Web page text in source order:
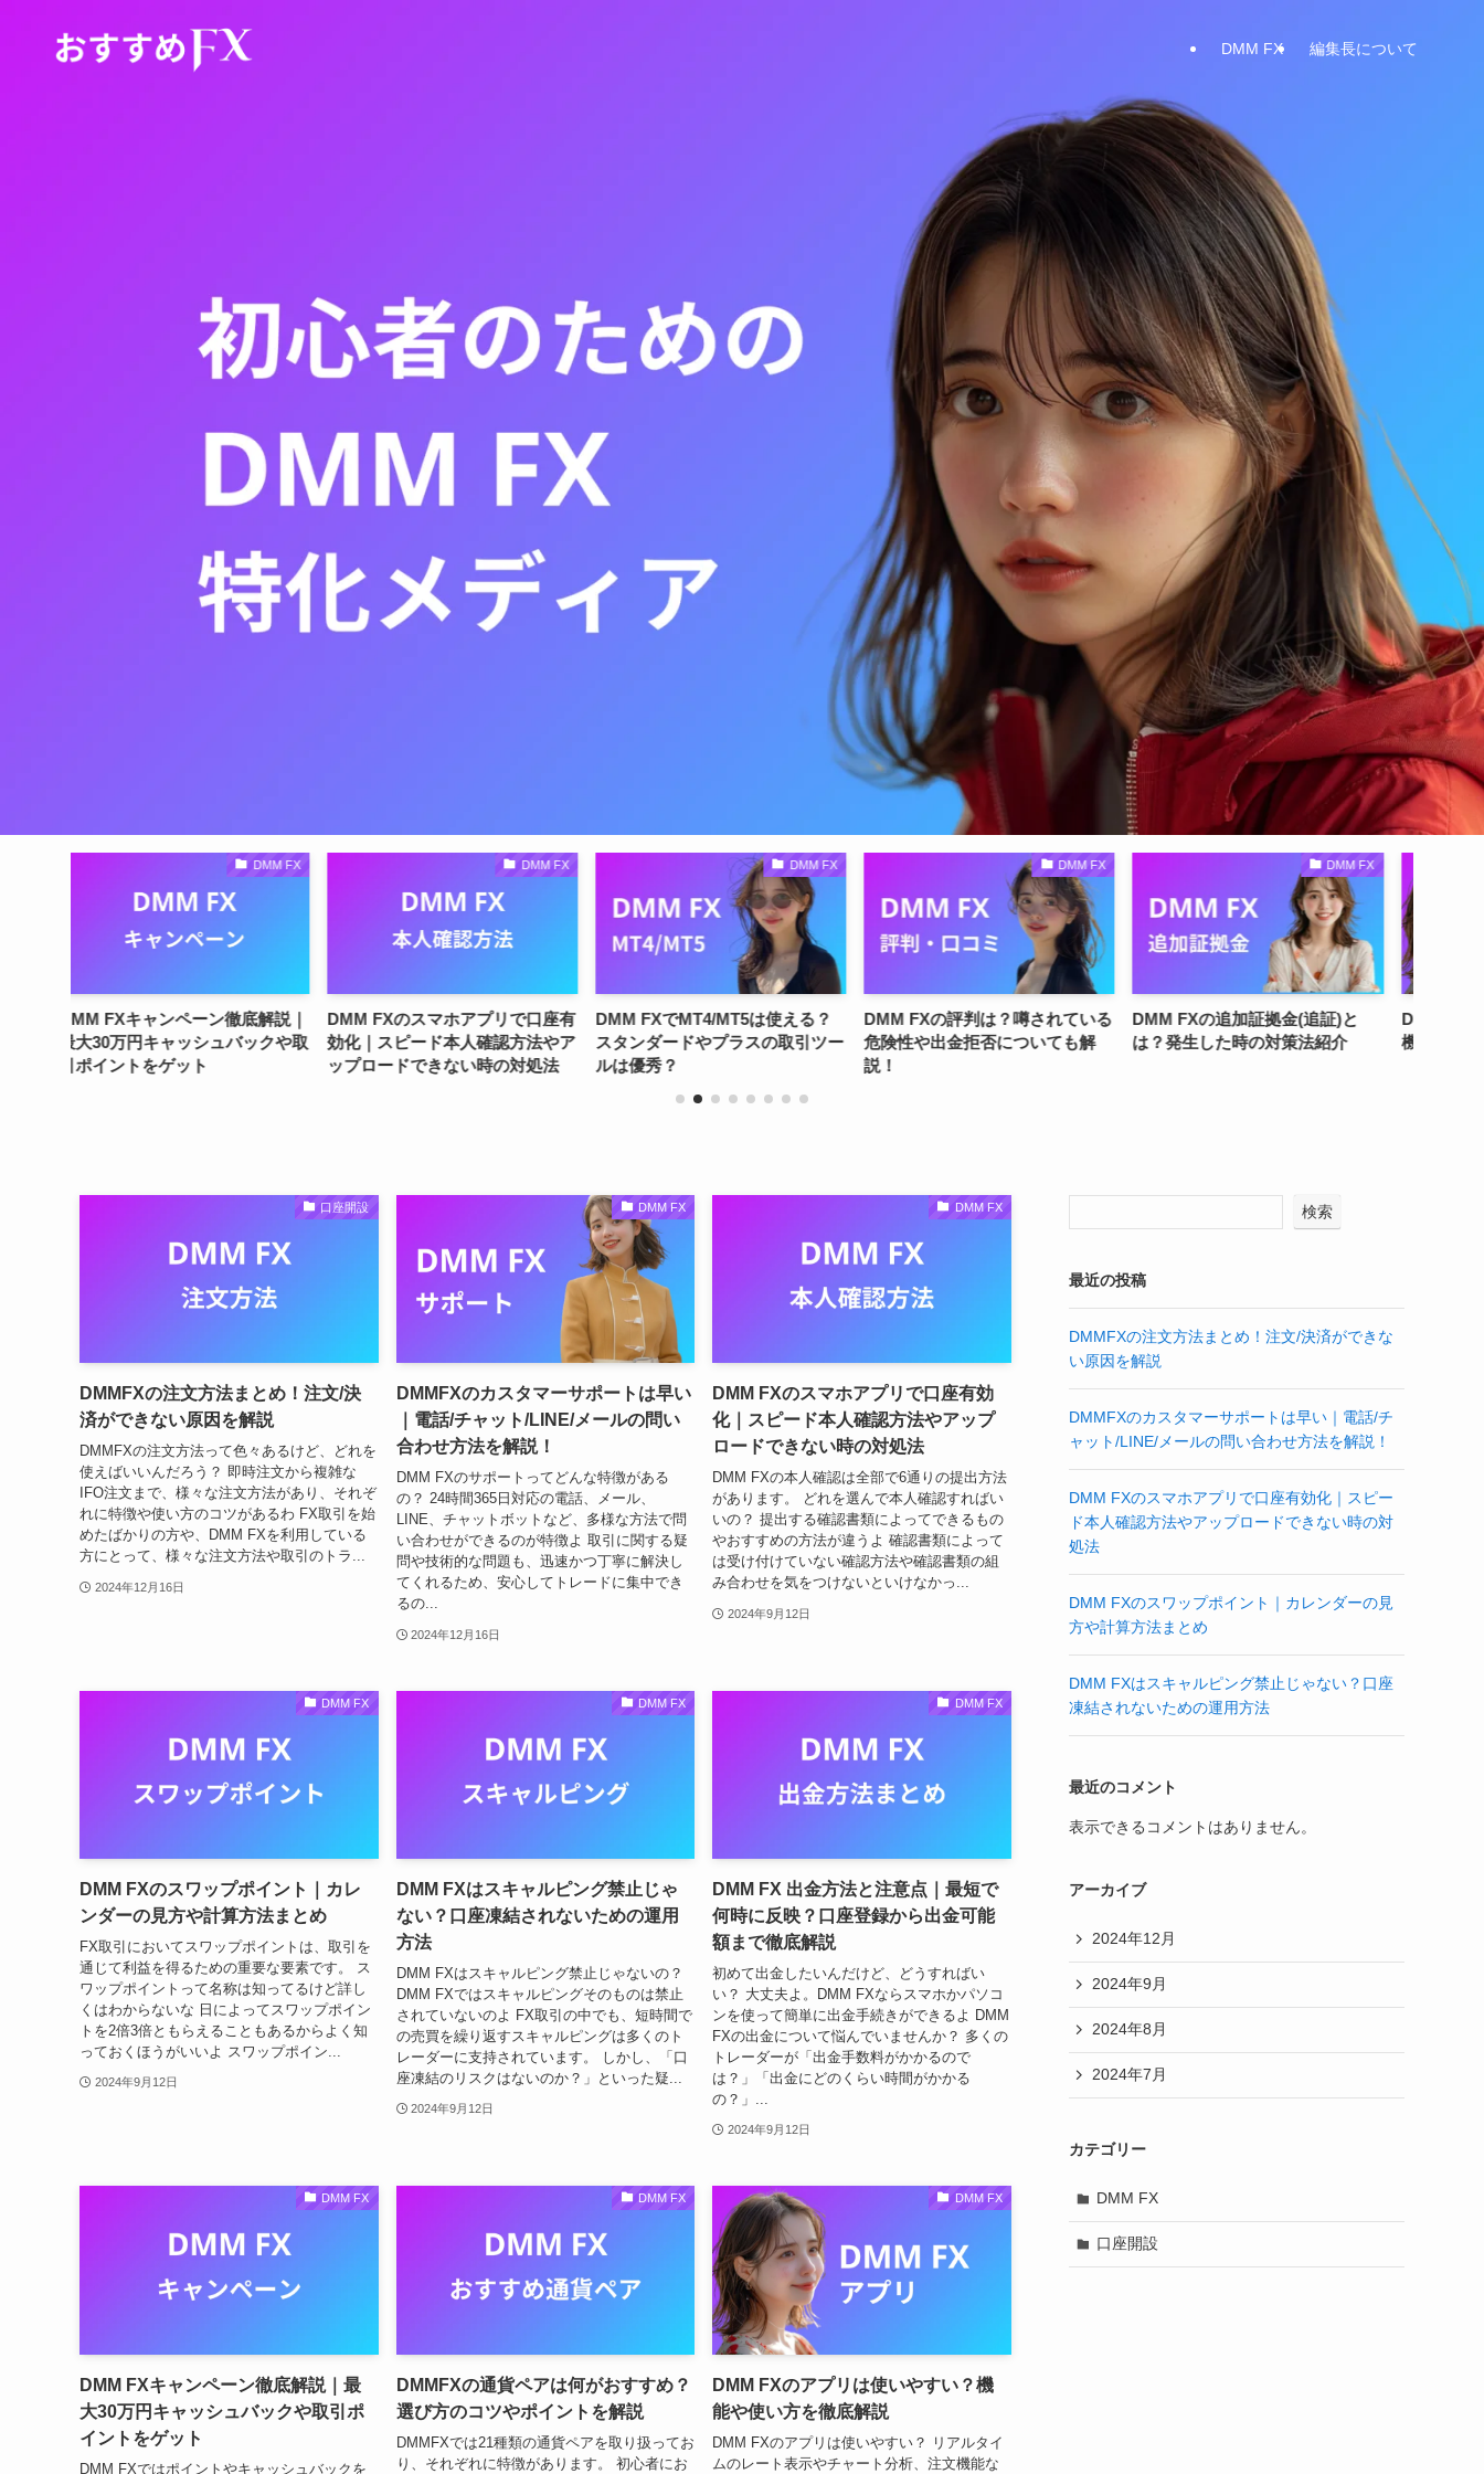
DMM FX 編集長について
DMM FX
DMM FXのスマホアプリで口座有
効化｜スピード本人確認方法やア
ップロードできない時の対処法
DMM FX
DMM FXでMT4/MT5は使える？
スタンダードやプラスの取引ツー
ルは優秀？
DMM FX
DMM FXの評判は？噂されている
危険性や出金拒否についても解
説！
DMM FX
DMM FXの追加証拠金(追証)と
は？発生した時の対策法紹介
DMM FX
DMM FXのアプリは使いやすい？
機能や使い方を徹底解説
口座開設
DMMFXの注文方法まとめ！注文/決
済ができない原因を解説
DMMFXの注文方法って色々あるけど、どれを
使えばいいんだろう？ 即時注文から複雑な
IFO注文まで、様々な注文方法があり、それぞ
れに特徴や使い方のコツがあるわ FX取引を始
めたばかりの方や、DMM FXを利用している
方にとって、様々な注文方法や取引のトラ...
2024年12月16日
DMM FX
DMMFXのカスタマーサポートは早い
｜電話/チャット/LINE/メールの問い
合わせ方法を解説！
DMM FXのサポートってどんな特徴がある
の？ 24時間365日対応の電話、メール、
LINE、チャットボットなど、多様な方法で問
い合わせができるのが特徴よ 取引に関する疑
問や技術的な問題も、迅速かつ丁寧に解決し
てくれるため、安心してトレードに集中でき
るの...
2024年12月16日
DMM FX
DMM FXのスマホアプリで口座有効
化｜スピード本人確認方法やアップ
ロードできない時の対処法
DMM FXの本人確認は全部で6通りの提出方法
があります。 どれを選んで本人確認すればい
いの？ 提出する確認書類によってできるもの
やおすすめの方法が違うよ 確認書類によって
は受け付けていない確認方法や確認書類の組
み合わせを気をつけないといけなかっ...
2024年9月12日
DMM FX
DMM FXのスワップポイント｜カレ
ンダーの見方や計算方法まとめ
FX取引においてスワップポイントは、取引を
通じて利益を得るための重要な要素です。 ス
ワップポイントって名称は知ってるけど詳し
くはわからないな 日によってスワップポイン
トを2倍3倍ともらえることもあるからよく知
っておくほうがいいよ スワップポイン...
2024年9月12日
DMM FX
DMM FXはスキャルピング禁止じゃ
ない？口座凍結されないための運用
方法
DMM FXはスキャルピング禁止じゃないの？
DMM FXではスキャルピングそのものは禁止
されていないのよ FX取引の中でも、短時間で
の売買を繰り返すスキャルピングは多くのト
レーダーに支持されています。 しかし、「口
座凍結のリスクはないのか？」といった疑...
2024年9月12日
DMM FX
DMM FX 出金方法と注意点｜最短で
何時に反映？口座登録から出金可能
額まで徹底解説
初めて出金したいんだけど、どうすればい
い？ 大丈夫よ。DMM FXならスマホかパソコ
ンを使って簡単に出金手続きができるよ DMM
FXの出金について悩んでいませんか？ 多くの
トレーダーが「出金手数料がかかるので
は？」「出金にどのくらい時間がかかる
の？」...
2024年9月12日
DMM FX
DMM FXキャンペーン徹底解説｜最
大30万円キャッシュバックや取引ポ
イントをゲット
DMM FXではポイントやキャッシュバックを
DMM FX
DMMFXの通貨ペアは何がおすすめ？
選び方のコツやポイントを解説
DMMFXでは21種類の通貨ペアを取り扱ってお
り、それぞれに特徴があります。 初心者にお
DMM FX
DMM FXのアプリは使いやすい？機
能や使い方を徹底解説
DMM FXのアプリは使いやすい？ リアルタイ
ムのレート表示やチャート分析、注文機能な
検索
最近の投稿
DMMFXの注文方法まとめ！注文/決済ができな
い原因を解説
DMMFXのカスタマーサポートは早い｜電話/チ
ャット/LINE/メールの問い合わせ方法を解説！
DMM FXのスマホアプリで口座有効化｜スピー
ド本人確認方法やアップロードできない時の対
処法
DMM FXのスワップポイント｜カレンダーの見
方や計算方法まとめ
DMM FXはスキャルピング禁止じゃない？口座
凍結されないための運用方法
最近のコメント
表示できるコメントはありません。
アーカイブ
2024年12月
2024年9月
2024年8月
2024年7月
カテゴリー
DMM FX
口座開設